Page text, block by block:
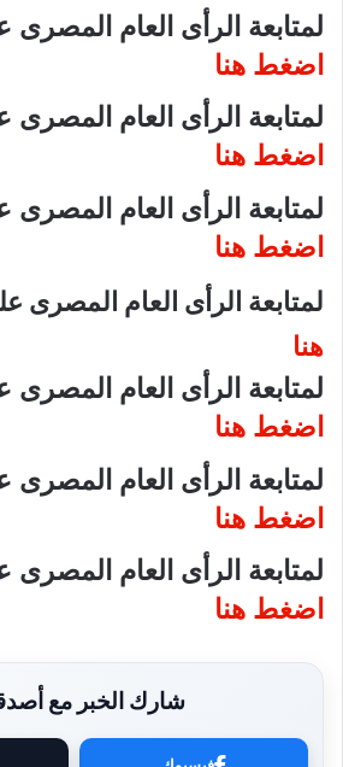
لمتابعة الرأى العام المصرى
اضغط هنا
لمتابعة الرأى العام
اضغط هنا
لمتابعة الرأى العام المصرى
اضغط هنا
لمتابعة الرأى العام المصرى
هنا
لمتابعة الرأى العام المصرى
اضغط هنا
لمتابعة الرأى العام
اضغط هنا
لمتابعة الرأى العام
اضغط هنا
شارك الخبر مع